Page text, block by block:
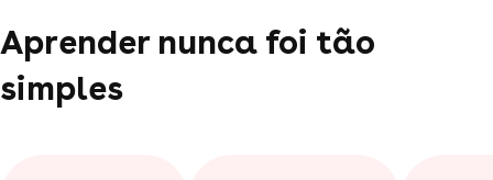
Aprender nunca foi tão
simples